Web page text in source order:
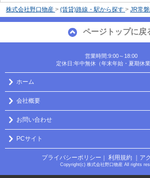
株式会社野口物産 > (賃貸)路線・駅から探す > JR常
ページトップに戻
営業時間:9:00～18:00
定休日:年中無休（年末年始・夏期休業
ホーム
会社概要
お問い合わせ
PCサイト
プライバシーポリシー ｜ 利用規約 ｜ア
Copyright(c) 株式会社野口物産 All rights